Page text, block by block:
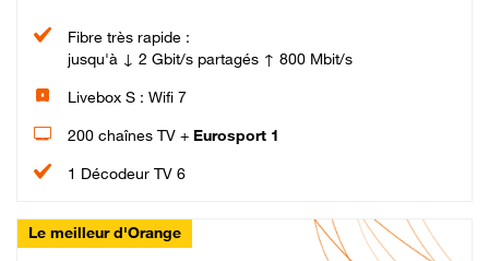
Fibre très rapide :
jusqu'à ↓ 2 Gbit/s partagés ↑ 800 Mbit/s
Livebox S : Wifi 7
200 chaînes TV + Eurosport 1
1 Décodeur TV 6
Le meilleur d'Orange